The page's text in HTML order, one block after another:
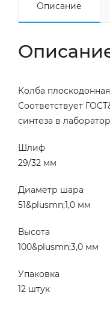
Описание
Колба
Соответствует
синтеза в
Шлиф
29/32 мм
Диаметр шара
51&plusmn;1,0 мм
Высота
100&plusmn;3,0 мм
Упаковка
12 штук